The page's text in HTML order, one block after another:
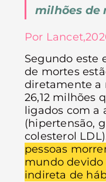
milhões de
Por
Segundo este
de mortes
diretamente a
26,12 milhões
ligados com a
(hipertensão,
colesterol
pessoas
mundo
indireta de